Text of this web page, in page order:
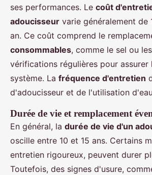
ses performances. Le coût
adoucisseur varie généralement
an. Ce coût comprend le
consommables, comme le sel ou
vérifications régulières pour
système. La fréquence d'entretien
d'adoucisseur et de l'utilisation
Durée de vie et remplacement
En général, la durée de vie d'un
oscille entre 10 et 15 ans. Certains
entretien rigoureux, peuvent durer
Toutefois, des signes d'usure,